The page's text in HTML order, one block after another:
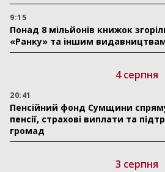
9:15
Понад 8 мільйонів книжок
«Ранку» та іншим
4 серпня
20:41
Пенсійний фонд Сумщини
пенсії, страхові виплати та
громад
3 серпня